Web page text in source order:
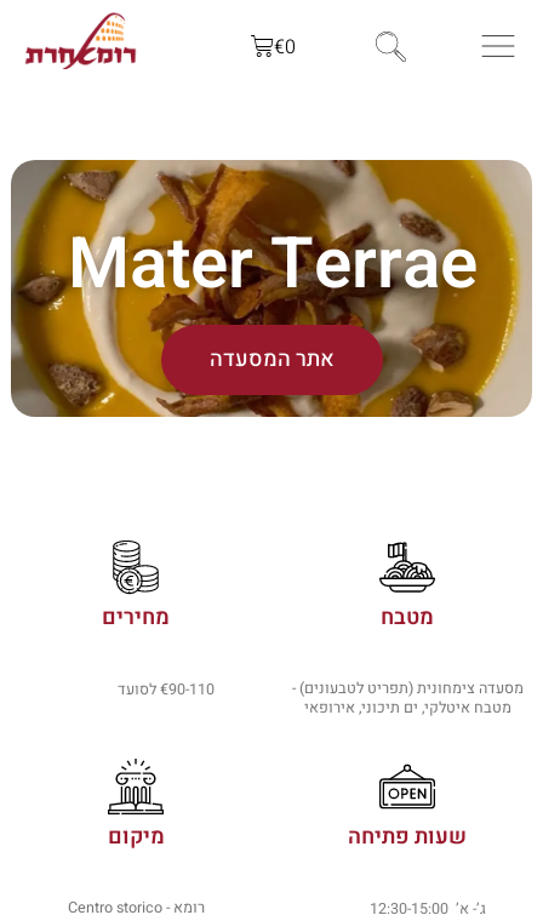
€0
Mater Terrae
אתר המסעדה
מטבח מחירים
מסעדה צימחונית (תפריט לטבעונים) -
מטבח איטלקי, ים תיכוני, אירופאי
€90-110 לסועד
שעות פתיחה מיקום
ג’- א’ 12:30-15:00
רומא - Centro storico